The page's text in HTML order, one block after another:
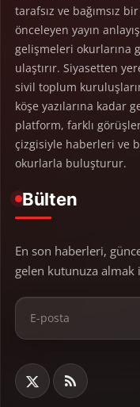
tarafsız ve bağımsız
önceleyen yayın
gelişmeleri okurlarına
ulaştırır. Siyasetten
sivil toplum
köşe yazılarına kadar
platform, farklı
çizgisiyle haberleri ve
okurlarla buluşturur.
Bülten
En son haberleri,
gelen kutunuza almak